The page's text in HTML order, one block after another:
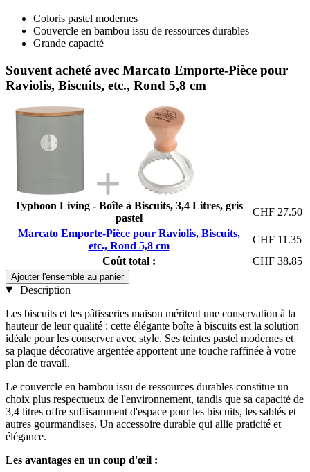
Coloris pastel modernes
Couvercle en bambou issu de ressources durables
Grande capacité
Souvent acheté avec Marcato Emporte-Pièce pour
Raviolis, Biscuits, etc., Rond 5,8 cm
Typhoon Living - Boîte à Biscuits, 3,4 Litres, gris
pastel
CHF 27.50
Marcato Emporte-Pièce pour Raviolis, Biscuits,
etc., Rond 5,8 cm
CHF 11.35
Coût total :
CHF 38.85
Ajouter l'ensemble au panier
Description
Les biscuits et les pâtisseries maison méritent une conservation à la
hauteur de leur qualité : cette élégante boîte à biscuits est la solution
idéale pour les conserver avec style. Ses teintes pastel modernes et
sa plaque décorative argentée apportent une touche raffinée à votre
plan de travail.
Le couvercle en bambou issu de ressources durables constitue un
choix plus respectueux de l'environnement, tandis que sa capacité de
3,4 litres offre suffisamment d'espace pour les biscuits, les sablés et
autres gourmandises. Un accessoire durable qui allie praticité et
élégance.
Les avantages en un coup d'œil :